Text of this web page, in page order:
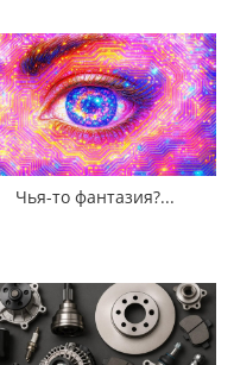
Чья-то фантазия?...